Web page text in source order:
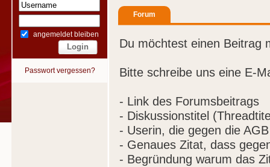
angemeldet bleiben
Passwort vergessen?
Forum
Du möchtest einen Beitrag
Bitte schreibe uns eine E-
- Link des Forumsbeitrags
- Diskussionstitel
- Userin, die gegen die
- Genaues Zitat, dass
- Begründung warum das